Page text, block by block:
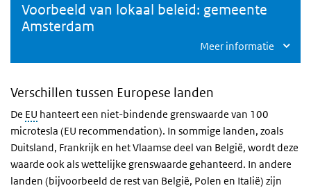
Voorbeeld van lokaal beleid: gemeente
Amsterdam
Meer informatie
Verschillen tussen Europese landen
De EU hanteert een niet-bindende grenswaarde van 100
microtesla (EU recommendation). In sommige landen, zoals
Duitsland, Frankrijk en het Vlaamse deel van België, wordt deze
waarde ook als wettelijke grenswaarde gehanteerd. In andere
landen (bijvoorbeeld de rest van België, Polen en Italië) zijn